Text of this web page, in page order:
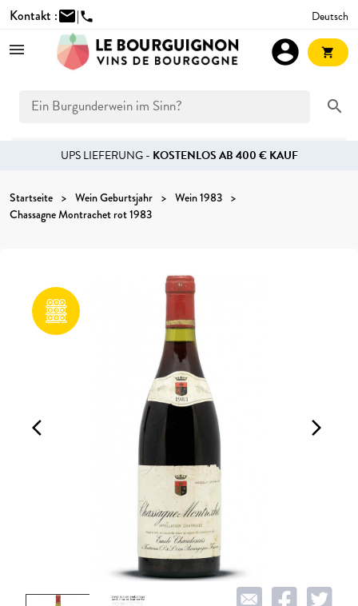
Kontakt :mail|phone Deutsch
search
account_circle shopping_cart
UPS LIEFERUNG - KOSTENLOS AB 400 € KAUF
Startseite Wein Geburtsjahr
Wein 1983
Chassagne Montrachet rot 1983
arrow_forward_ios
arrow_back_ios